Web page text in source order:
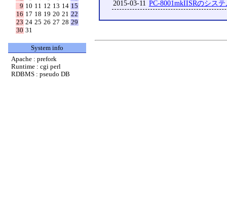
2015-03-11 PC-8001mkIISRのシス
9 10 11 12 13 14 15
16 17 18 19 20 21 22
23 24 25 26 27 28 29
30 31
System info
Apache : prefork
Runtime : cgi perl
RDBMS : pseudo DB